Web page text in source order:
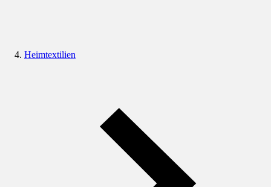
Heimtextilien